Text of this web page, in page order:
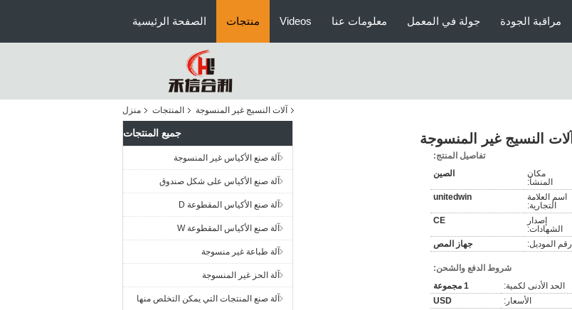
الصفحة الرئيسية منتجات Videos معلومات عنا جولة في المعمل مراقبة الجودة
منزل المنتجات آلات النسيج غير المنسوجة
جميع المنتجات
آلة صنع الأكياس غير المنسوجة
آلة صنع الأكياس على شكل صندوق
آلة صنع الأكياس المقطوعة D
آلة صنع الأكياس المقطوعة W
آلة طباعة غير منسوجة
آلة الحز غير المنسوجة
آلة صنع المنتجات التي يمكن التخلص منها
تفاصيل المنتج:
مكان
المنشأ:
الصين
اسم العلامة
التجارية:
unitedwin
إصدار
الشهادات:
CE
رقم الموديل: جهاز المص
شروط الدفع والشحن:
الحد الأدنى لكمية:
1 مجموعة
الأسعار:
USD